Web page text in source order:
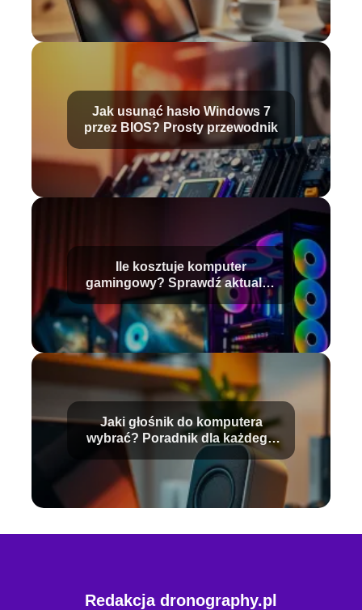
Jak usunąć hasło Windows 7
przez BIOS? Prosty przewodnik
Ile kosztuje komputer
gamingowy? Sprawdź aktualne
ceny!
Jaki głośnik do komputera
wybrać? Poradnik dla każdego
użytkownika
Redakcja dronography.pl